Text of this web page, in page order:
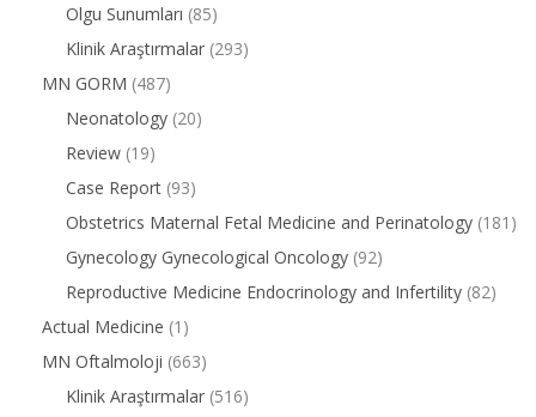
Olgu Sunumları (85)
Klinik Araştırmalar (293)
MN GORM (487)
Neonatology (20)
Review (19)
Case Report (93)
Obstetrics Maternal Fetal Medicine and Perinatology (181)
Gynecology Gynecological Oncology (92)
Reproductive Medicine Endocrinology and Infertility (82)
Actual Medicine (1)
MN Oftalmoloji (663)
Klinik Araştırmalar (516)